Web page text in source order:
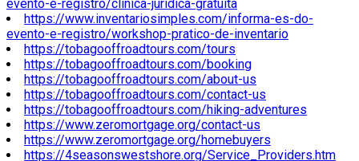
evento-e-registro/clinica-juridica-gratuita
https://www.inventariosimples.com/informa-es-do-
evento-e-registro/workshop-pratico-de-inventario
https://tobagooffroadtours.com/tours
https://tobagooffroadtours.com/booking
https://tobagooffroadtours.com/about-us
https://tobagooffroadtours.com/contact-us
https://tobagooffroadtours.com/hiking-adventures
https://www.zeromortgage.org/contact-us
https://www.zeromortgage.org/homebuyers
https://4seasonswestshore.org/Service_Providers.htm